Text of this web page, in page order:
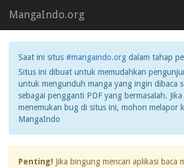
MangaIndo.org
Saat ini situs #mangaindo.org dalam tahap
Situs ini dibuat untuk memudahkan
untuk mengunduh manga yang ingin dibaca
sebagai pengganti PDF yang bermasalah. Jika
menemukan bug di situs ini, mohon melapor
MangaIndo
Penting! Jika bingung mencari aplikasi baca